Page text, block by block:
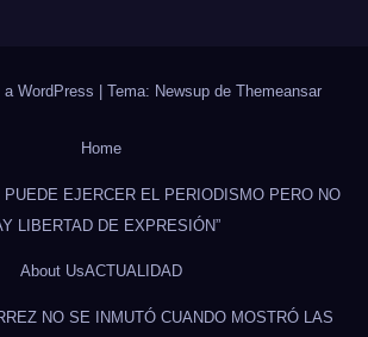
WordPress | Tema: Newsup de Themeansar
Home
PUEDE EJERCER EL PERIODISMO PERO NO
LIBERTAD DE EXPRESIÓN”
About UsACTUALIDAD
NO SE INMUTÓ CUANDO MOSTRÓ LAS